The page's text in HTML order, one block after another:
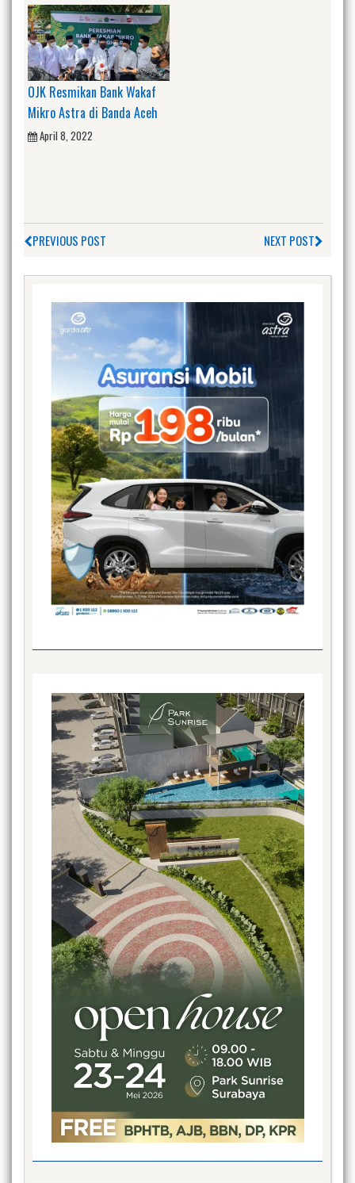
OJK Resmikan Bank Wakaf
Mikro Astra di Banda Aceh
April 8, 2022
PREVIOUS POST NEXT POST